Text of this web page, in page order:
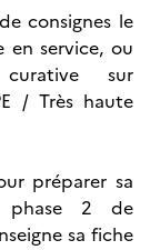
consignes le
en service, ou
sur
/ Très haute
préparer sa
2 de
sa fiche